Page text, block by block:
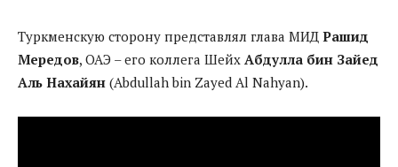
Туркменскую сторону представлял глава МИД Рашид
Мередов, ОАЭ – его коллега Шейх Абдулла бин Зайед
Аль Нахайян (Abdullah bin Zayed Al Nahyan).